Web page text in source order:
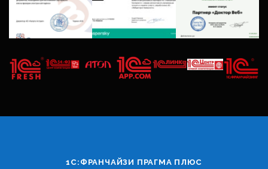
1С:ФРАНЧАЙЗИ ПРАГМА ПЛЮС